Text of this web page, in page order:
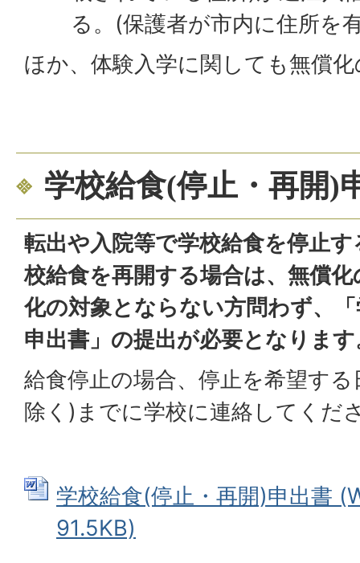
る。(保護者が市内に住所を
ほか、体験入学に関しても無償
学校給食(停止・再開)
転出や入院等で学校給食を停止
校給食を再開する場合は、無償
化の対象とならない方問わず、
申出書」の提出が必要となります
給食停止の場合、停止を希望す
除く)までに学校に連絡してくだ
学校給食(停止・再開)申出書
91.5KB)